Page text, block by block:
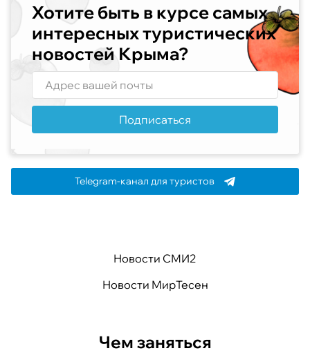
Хотите быть в курсе самых
интересных туристических
новостей Крыма?
Подписаться
Telegram-канал для туристов
Новости СМИ2
Новости МирТесен
Чем заняться